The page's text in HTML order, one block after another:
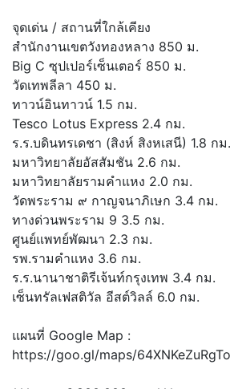
จุดเด่น / สถานที่ใกล้เคียง
สำนักงานเขตวังทองหลาง 850 ม.
Big C ซุปเปอร์เซ็นเตอร์ 850 ม.
วัดเทพลีลา 450 ม.
ทาวน์อินทาวน์ 1.5 กม.
Tesco Lotus Express 2.4 กม.
ร.ร.บดินทรเดชา (สิงห์ สิงหเสนี) 1.8 กม.
มหาวิทยาลัยอัสสัมชัน 2.6 กม.
มหาวิทยาลัยรามคำแหง 2.0 กม.
วัดพระราม ๙ กาญจนาภิเษก 3.4 กม.
ทางด่วนพระราม 9 3.5 กม.
ศูนย์แพทย์พัฒนา 2.3 กม.
รพ.รามคำแหง 3.6 กม.
ร.ร.นานาชาติรีเจ้นท์กรุงเทพ 3.4 กม.
เซ็นทรัลเฟสติวัล อีสต์วิลล์ 6.0 กม.
แผนที่ Google Map :
https://goo.gl/maps/